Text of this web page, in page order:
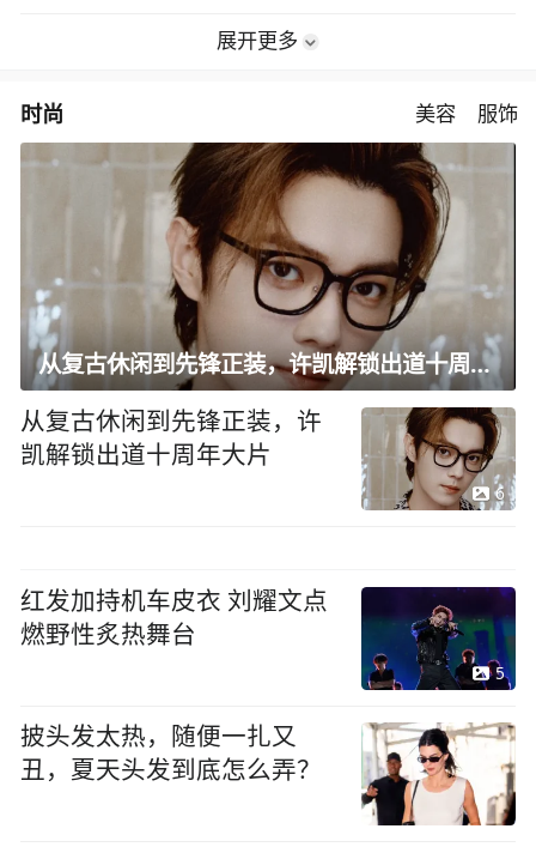
展开更多
时尚 美容 服饰
从复古休闲到先锋正装，许凯解锁出道十周年大片
从复古休闲到先锋正装，许
凯解锁出道十周年大片
6
红发加持机车皮衣 刘耀文点
燃野性炙热舞台
5
披头发太热，随便一扎又
丑，夏天头发到底怎么弄？